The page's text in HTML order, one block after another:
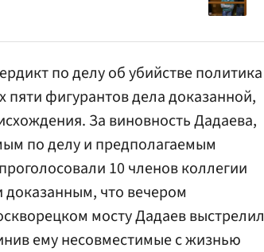
по делу об убийстве политика
фигурантов дела доказанной,
За виновность Дадаева,
по делу и предполагаемым
10 членов коллегии
доказанным, что вечером
мосту Дадаев выстрелил
емунесовместимые с жизнью